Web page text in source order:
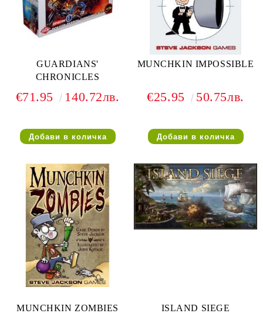
GUARDIANS'
CHRONICLES
€71.95 140.72лв.
MUNCHKIN IMPOSSIBLE
€25.95 50.75лв.
MUNCHKIN ZOMBIES ISLAND SIEGE